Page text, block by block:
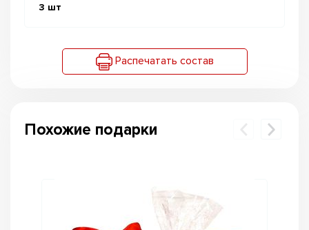
3 шт
Распечатать состав
Похожие подарки